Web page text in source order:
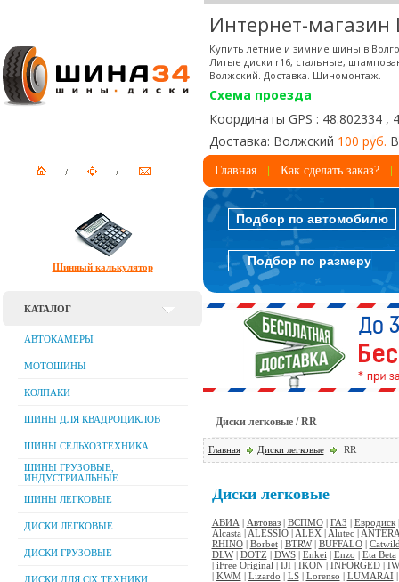
Интернет-
Купить летние и зимние шины в
Литые диски r16, стальные,
Волжский. Доставка. Шиномонтаж.
Схема проезда
Координаты GPS : 48.802334 ,
Доставка: Волжский 100 руб.
Главная Как сделать заказ?
Шинный калькулятор
КАТАЛОГ
АВТОКАМЕРЫ
МОТОШИНЫ
КОЛПАКИ
ШИНЫ ДЛЯ КВАДРОЦИКЛОВ
ШИНЫ СЕЛЬХОЗТЕХНИКА
ШИНЫ ГРУЗОВЫЕ,
ИНДУСТРИАЛЬНЫЕ
ШИНЫ ЛЕГКОВЫЕ
ДИСКИ ЛЕГКОВЫЕ
ДИСКИ ГРУЗОВЫЕ
ДИСКИ ДЛЯ C|Х ТЕХНИКИ
Подбор по автомобилю
Подбор по размеру
Диски легковые / RR
Главная Диски легковые RR
Диски легковые
АВИА | Автоваз| ВСПМО| ГАЗ | Евродиск
Alcasta | ALESSIO| ALEX | Alutec| ANTERA
RHINO| Borbet| BTRW| BUFFALO|
DLW| DOTZ | DWS| Enkei | Enzo | Eta Beta
| iFree Original | IJI | IKON| INFORGED|
| KWM| Lizardo | LS| Lorenso | LUMARAI